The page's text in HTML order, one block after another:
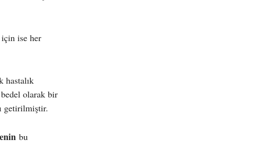
için ise her
hastalık
olarak bir
getirilmiştir.
bu